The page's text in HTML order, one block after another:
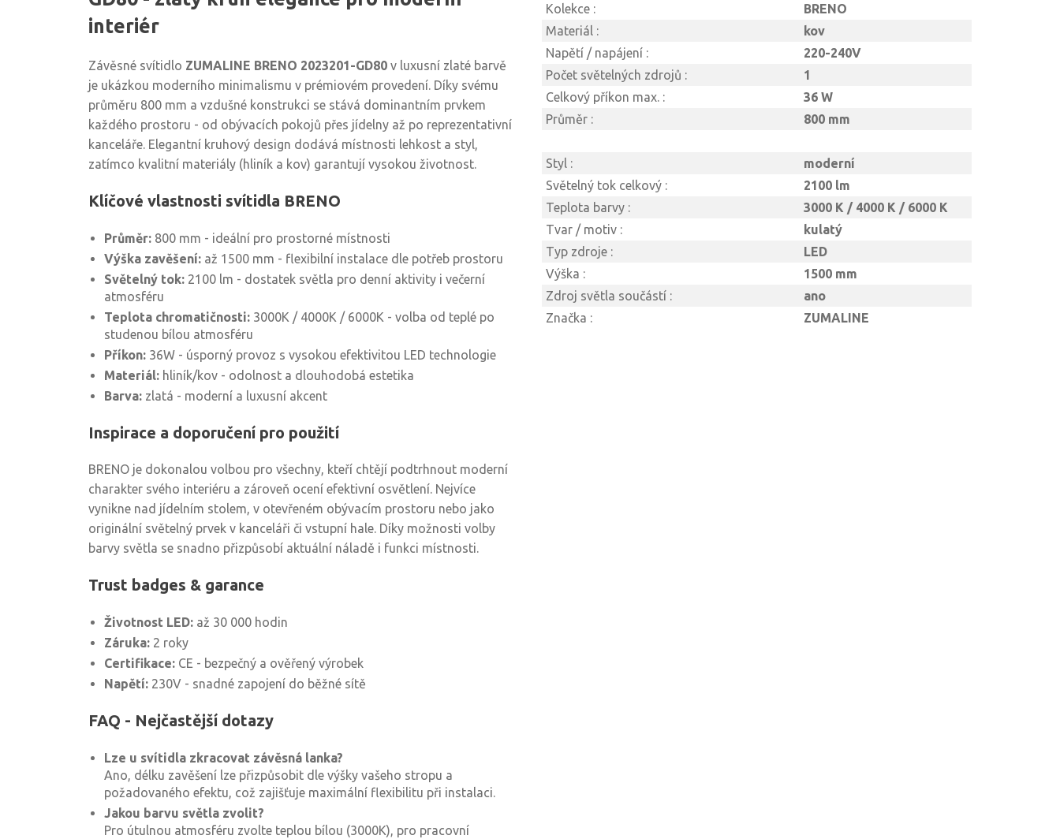
interiér
Závěsné svítidlo ZUMALINE BRENO 2023201-GD80 v luxusní zlaté barvě
je ukázkou moderního minimalismu v prémiovém provedení. Díky svému
průměru 800 mm a vzdušné konstrukci se stává dominantním prvkem
každého prostoru - od obývacích pokojů přes jídelny až po reprezentativní
kanceláře. Elegantní kruhový design dodává místnosti lehkost a styl,
zatímco kvalitní materiály (hliník a kov) garantují vysokou životnost.
Klíčové vlastnosti svítidla BRENO
Průměr: 800 mm - ideální pro prostorné místnosti
Výška zavěšení: až 1500 mm - flexibilní instalace dle potřeb prostoru
Světelný tok: 2100 lm - dostatek světla pro denní aktivity i večerní
atmosféru
Teplota chromatičnosti: 3000K / 4000K / 6000K - volba od teplé po
studenou bílou atmosféru
Příkon: 36W - úsporný provoz s vysokou efektivitou LED technologie
Materiál: hliník/kov - odolnost a dlouhodobá estetika
Barva: zlatá - moderní a luxusní akcent
Inspirace a doporučení pro použití
BRENO je dokonalou volbou pro všechny, kteří chtějí podtrhnout moderní
charakter svého interiéru a zároveň ocení efektivní osvětlení. Nejvíce
vynikne nad jídelním stolem, v otevřeném obývacím prostoru nebo jako
originální světelný prvek v kanceláři či vstupní hale. Díky možnosti volby
barvy světla se snadno přizpůsobí aktuální náladě i funkci místnosti.
Trust badges & garance
Životnost LED: až 30 000 hodin
Záruka: 2 roky
Certifikace: CE - bezpečný a ověřený výrobek
Napětí: 230V - snadné zapojení do běžné sítě
FAQ - Nejčastější dotazy
Lze u svítidla zkracovat závěsná lanka?
Ano, délku zavěšení lze přizpůsobit dle výšky vašeho stropu a
požadovaného efektu, což zajišťuje maximální flexibilitu při instalaci.
Jakou barvu světla zvolit?
Pro útulnou atmosféru zvolte teplou bílou (3000K), pro pracovní
Kolekce :
BRENO
Materiál :
kov
Napětí / napájení :
220-240V
Počet světelných zdrojů :
1
Celkový příkon max. :
36 W
Průměr :
800 mm
Styl :
moderní
Světelný tok celkový :
2100 lm
Teplota barvy :
3000 K / 4000 K / 6000 K
Tvar / motiv :
kulatý
Typ zdroje :
LED
Výška :
1500 mm
Zdroj světla součástí :
ano
Značka :
ZUMALINE